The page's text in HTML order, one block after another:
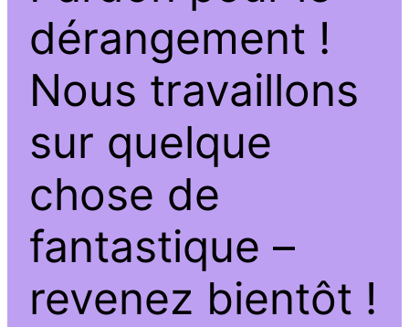
dérangement !
Nous travaillons
sur quelque
chose de
fantastique –
revenez bientôt !